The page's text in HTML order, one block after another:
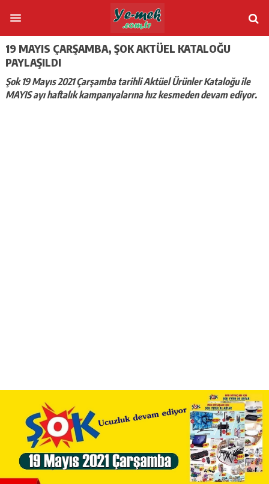
19 MAYIS ÇARŞAMBA, ŞOK AKTÜEL KATALOĞU
PAYLAŞILDI
Şok 19 Mayıs 2021 Çarşamba tarihli Aktüel Ürünler Kataloğu ile
MAYIS ayı haftalık kampanyalarına hız kesmeden devam ediyor.